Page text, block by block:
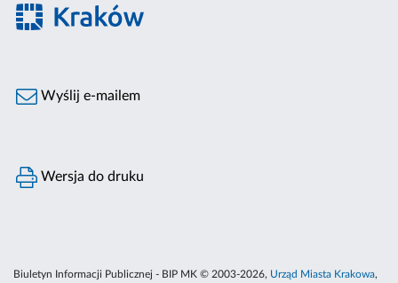
Wyślij e-mailem
Wersja do druku
Biuletyn Informacji Publicznej - BIP MK © 2003-2026, Urząd Miasta Krakowa,